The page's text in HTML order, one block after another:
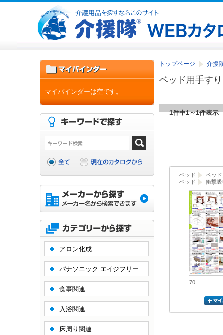
トップページ 介援
ベッド用手す
1件中1～1件表示
ベッド
ベッ
ベッド
衝撃
70
マイバインダーは空です。
アロン化成
パナソニック エイジフリー
食事関連
入浴関連
床周り関連